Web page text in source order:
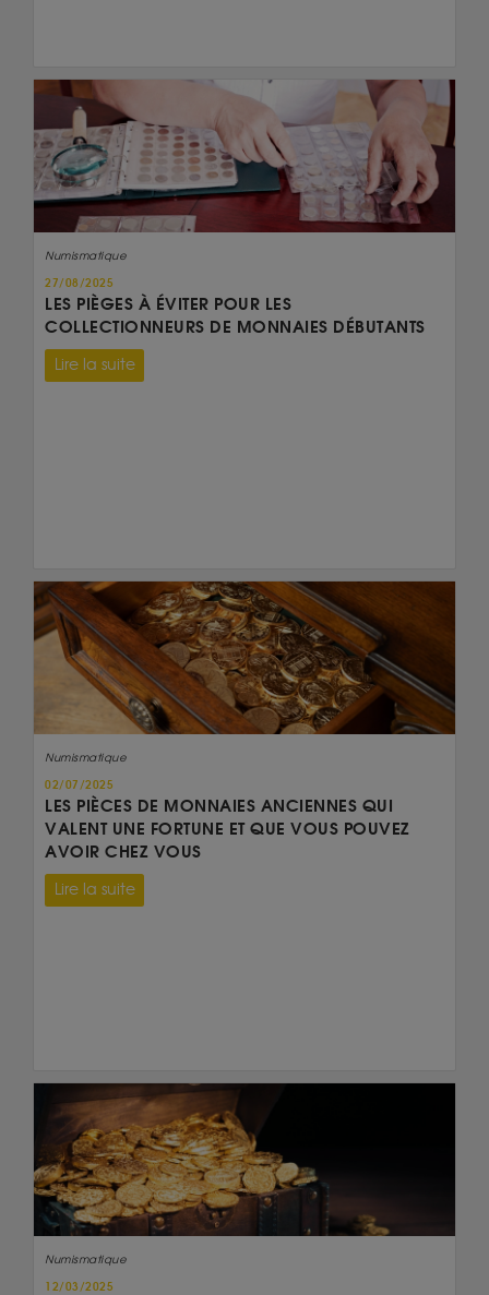
Numismatique
27/08/2025
LES PIÈGES À ÉVITER POUR LES
COLLECTIONNEURS DE MONNAIES DÉBUTANTS
Lire la suite
Numismatique
02/07/2025
LES PIÈCES DE MONNAIES ANCIENNES QUI
VALENT UNE FORTUNE ET QUE VOUS POUVEZ
AVOIR CHEZ VOUS
Lire la suite
Numismatique
12/03/2025